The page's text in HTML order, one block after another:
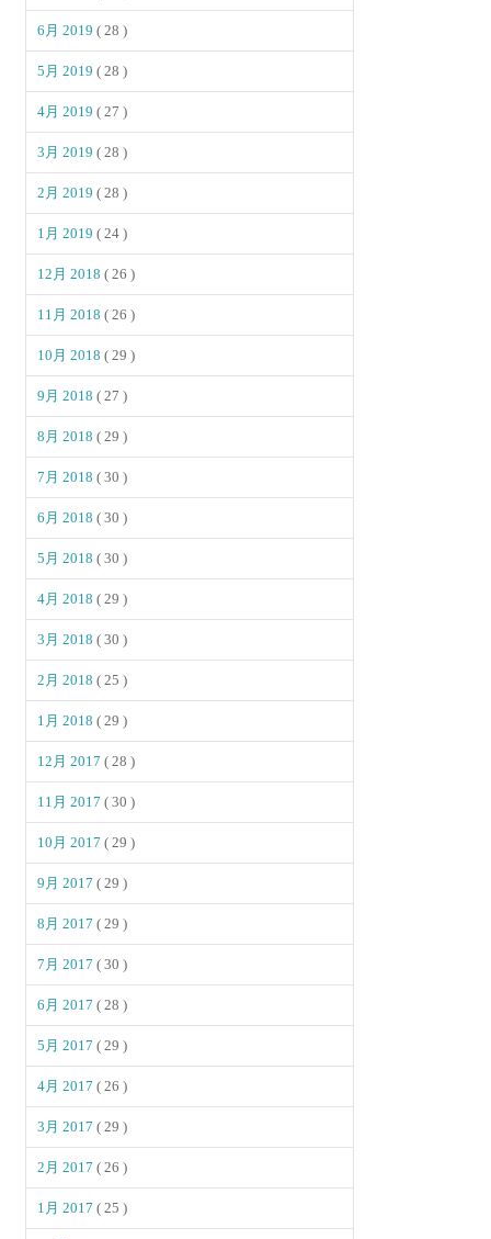
6月 2019( 28 )
5月 2019( 28 )
4月 2019( 27 )
3月 2019( 28 )
2月 2019( 28 )
1月 2019( 24 )
12月 2018( 26 )
11月 2018( 26 )
10月 2018( 29 )
9月 2018( 27 )
8月 2018( 29 )
7月 2018( 30 )
6月 2018( 30 )
5月 2018( 30 )
4月 2018( 29 )
3月 2018( 30 )
2月 2018( 25 )
1月 2018( 29 )
12月 2017( 28 )
11月 2017( 30 )
10月 2017( 29 )
9月 2017( 29 )
8月 2017( 29 )
7月 2017( 30 )
6月 2017( 28 )
5月 2017( 29 )
4月 2017( 26 )
3月 2017( 29 )
2月 2017( 26 )
1月 2017( 25 )